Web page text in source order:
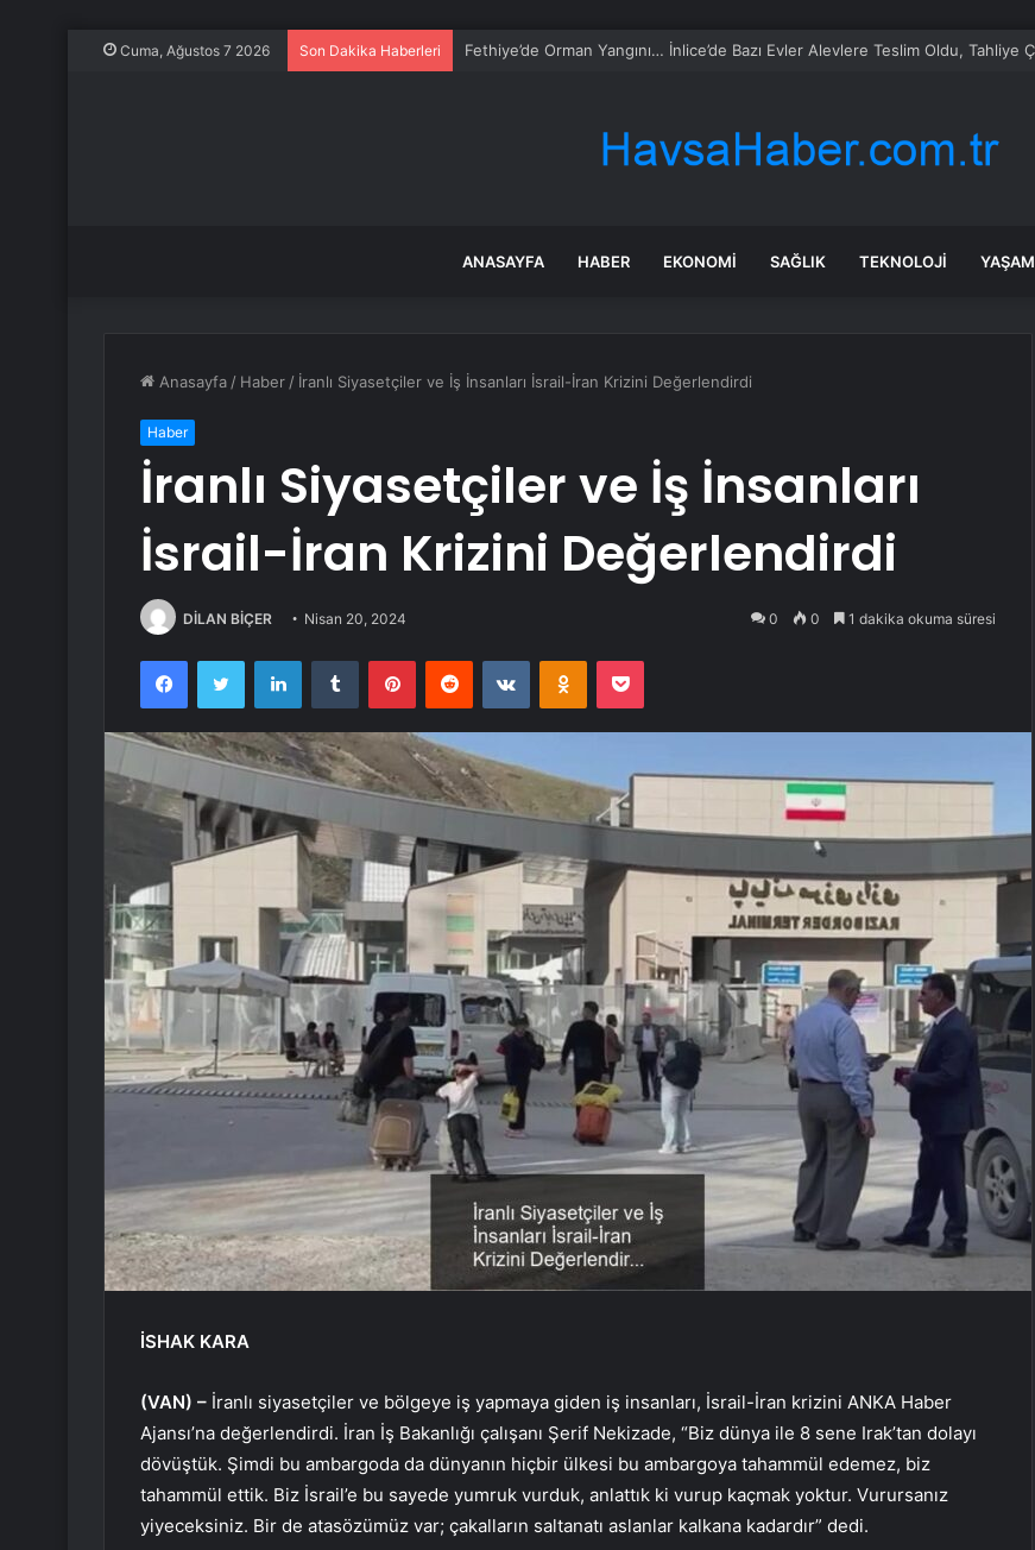
Cuma, Ağustos 7 2026 Son Dakika Haberleri Milyonlarca turist rotasını değiştirdi: Herkes bu 3 ülkeye gidiyor
ANASAYFA HABER EKONOMI SAĞLIK TEKNOLOJI YAŞAM
Anasayfa / Haber / İranlı Siyasetçiler ve İş İnsanları İsrail-İran Krizini Değerlendirdi
Haber
İranlı Siyasetçiler ve İş İnsanları
İsrail-İran Krizini Değerlendirdi
DİLAN BİÇER Nisan 20, 2024 0 0 1 dakika okuma süresi
FacebookTwitter LinkedInTumblr PinterestReddit VKontakteOdnoklassniki
Pocket
İSHAK KARA
(VAN) – İranlı siyasetçiler ve bölgeye iş yapmaya giden iş insanları, İsrail-İran krizini ANKA Haber
Ajansı’na değerlendirdi. İran İş Bakanlığı çalışanı Şerif Nekizade, “Biz dünya ile 8 sene Irak’tan dolayı
dövüştük. Şimdi bu ambargoda da dünyanın hiçbir ülkesi bu ambargoya tahammül edemez, biz
tahammül ettik. Biz İsrail’e bu sayede yumruk vurduk, anlattık ki vurup kaçmak yoktur. Vurursanız
yiyeceksiniz. Bir de atasözümüz var; çakalların saltanatı aslanlar kalkana kadardır” dedi.